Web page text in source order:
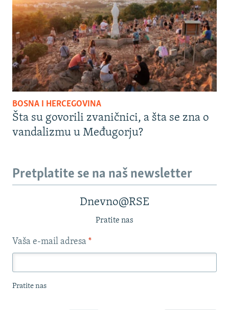
BOSNA I HERCEGOVINA
Šta su govorili zvaničnici, a šta se zna o
vandalizmu u Međugorju?
Pretplatite se na naš newsletter
Dnevno@RSE
Pratite nas
Vaša e-mail adresa *
Pratite nas